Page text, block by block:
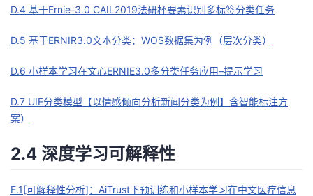
D.4 基于Ernie-3.0 CAIL2019法研杯要素识别多标签分类任务
D.5 基于ERNIR3.0文本分类：WOS数据集为例（层次分类）
D.6 小样本学习在文心ERNIE3.0多分类任务应用–提示学习
D.7 UIE分类模型【以情感倾向分析新闻分类为例】含智能标注方
案）
2.4 深度学习可解释性
E.1[可解释性分析]：AiTrust下预训练和小样本学习在中文医疗信息